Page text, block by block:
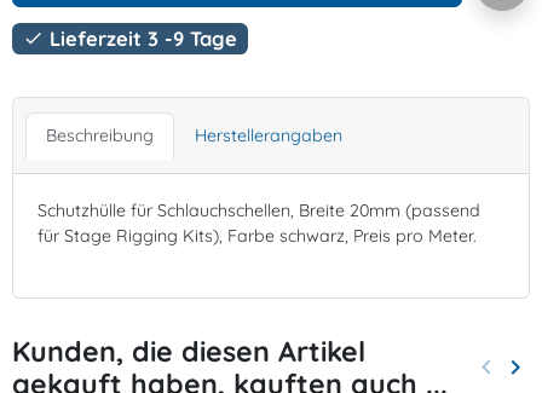
 Lieferzeit 3 -9 Tage
Beschreibung Herstellerangaben
Schutzhülle für Schlauchschellen, Breite 20mm (passend
für Stage Rigging Kits), Farbe schwarz, Preis pro Meter.
Kunden, die diesen Artikel
gekauft haben, kauften auch ...
Zurück
keyboard_arrow_left keyboard_arrow_right